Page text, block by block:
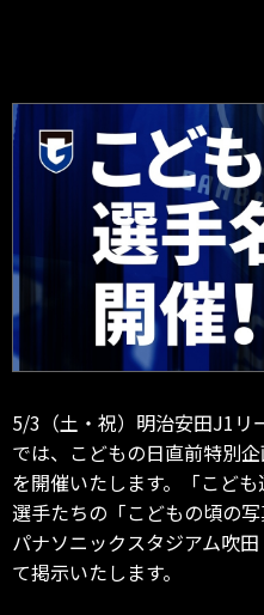
5/3（土・祝）明治安田J1リ
では、こどもの日直前特別
を開催いたします。「こど
選手たちの「こどもの頃の
パナソニックスタジアム吹
て掲示いたします。